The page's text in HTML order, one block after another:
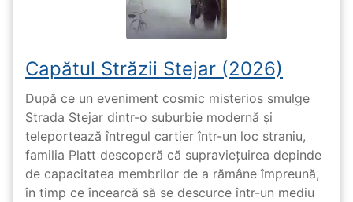
Capătul Străzii Stejar (2026)
După ce un eveniment cosmic misterios smulge
Strada Stejar dintr-o suburbie modernă și
teleportează întregul cartier într-un loc straniu,
familia Platt descoperă că supraviețuirea depinde
de capacitatea membrilor de a rămâne împreună,
în timp ce încearcă să se descurce într-un mediu